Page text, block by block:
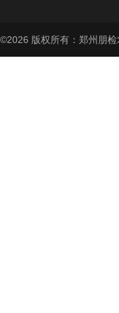
©2026 版权所有：郑州朋